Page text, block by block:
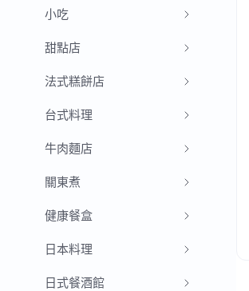
小吃
甜點店
法式糕餅店
台式料理
牛肉麵店
關東煮
健康餐盒
日本料理
日式餐酒館